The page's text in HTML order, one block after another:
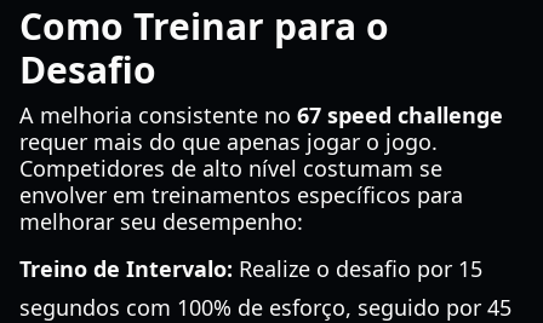
Como Treinar para o
Desafio
A melhoria consistente no 67 speed challenge
requer mais do que apenas jogar o jogo.
Competidores de alto nível costumam se
envolver em treinamentos específicos para
melhorar seu desempenho:
Treino de Intervalo: Realize o desafio por 15
segundos com 100% de esforço, seguido por 45